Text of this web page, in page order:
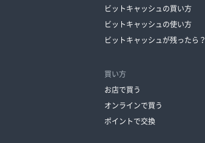
ビットキャッシュの買い方
ビットキャッシュの使い方
ビットキャッシュが残ったら？
買い方
お店で買う
オンラインで買う
ポイントで交換